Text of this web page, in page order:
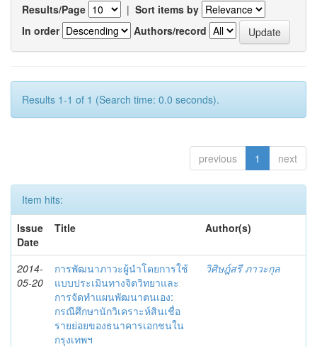
Results/Page | Sort items by
In order
Authors/record
Results 1-1 of 1 (Search time: 0.0 seconds).
previous 1 next
Item hits:
Issue
Date
Title Author(s)
2014-
05-20
การพัฒนาภาวะผู้นำโดยการใช้
แบบประเมินทางจิตวิทยาและ
การจัดทำแผนพัฒนาตนเอง:
กรณีศึกษานักวิเคราะห์สินเชื่อ
รายย่อยของธนาคารเอกชนใน
กรุงเทพฯ
วิศิษฎ์สรี ภาวะกุล